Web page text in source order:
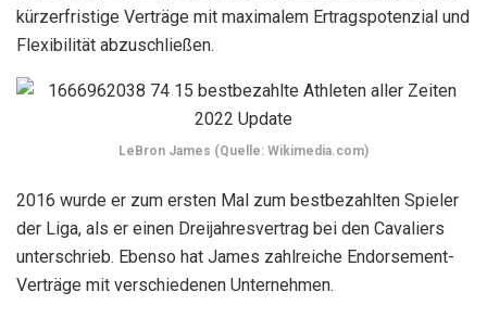
kürzerfristige Verträge mit maximalem Ertragspotenzial und
Flexibilität abzuschließen.
LeBron James (Quelle: Wikimedia.com)
2016 wurde er zum ersten Mal zum bestbezahlten Spieler
der Liga, als er einen Dreijahresvertrag bei den Cavaliers
unterschrieb. Ebenso hat James zahlreiche Endorsement-
Verträge mit verschiedenen Unternehmen.